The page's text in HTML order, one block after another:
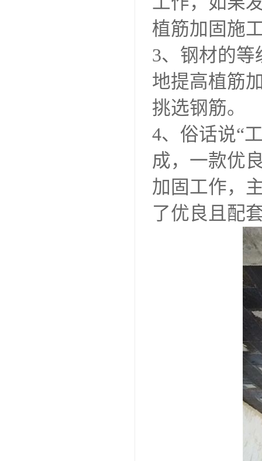
植筋加固施
3、钢材的
地提高植筋
挑选钢筋。
4、俗话说“
成，一款优
加固工作，
了优良且配